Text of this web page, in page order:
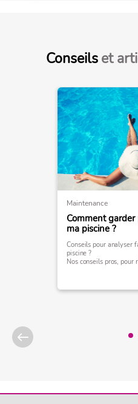
Conseilset
Maintenance
Comment garder
ma piscine ?
Conseils pour analyser
piscine ?
Nos conseils pros, pour
Découvrez toutes les